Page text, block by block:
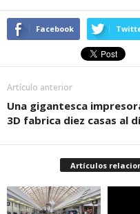
Facebook
Artículo anterior
Una gigantesca
3D fabrica diez casas al
Artículos